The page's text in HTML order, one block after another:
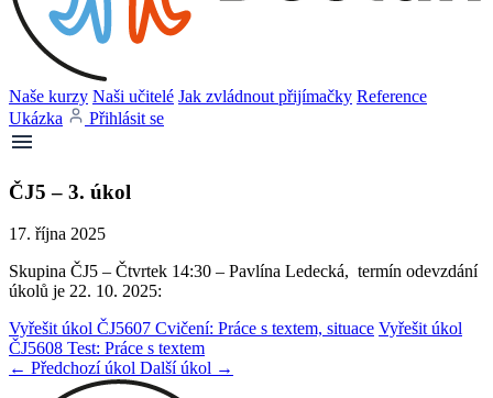
Naše kurzy Naši učitelé Jak zvládnout přijímačky Reference
Ukázka
Přihlásit se
ČJ5 – 3. úkol
17. října 2025
Skupina ČJ5 – Čtvrtek 14:30 – Pavlína Ledecká, termín odevzdání
úkolů je 22. 10. 2025:
Vyřešit úkol ČJ5607 Cvičení: Práce s textem, situace Vyřešit úkol
ČJ5608 Test: Práce s textem
← Předchozí úkol Další úkol →